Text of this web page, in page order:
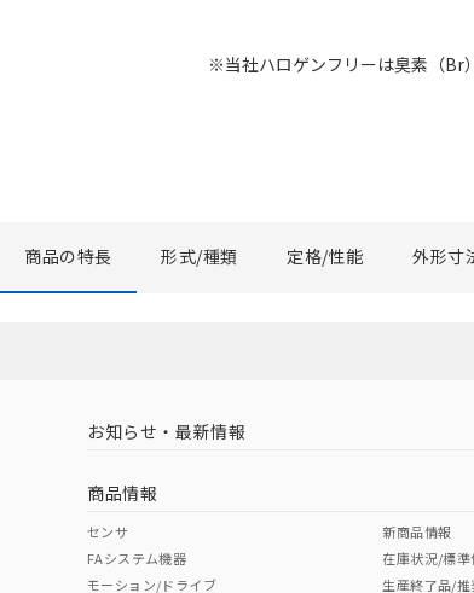
※当社ハロゲンフリーは臭素（Br
商品の特長 形式/種類 定格/性能 外形寸
お知らせ・最新情報
商品情報
センサ
FAシステム機器
モーション/ドライブ
新商品情報
在庫状況/標準
生産終了品/推